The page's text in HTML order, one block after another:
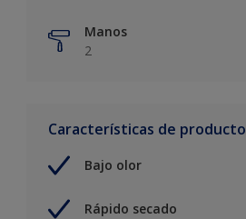
Manos
2
Características de producto
Bajo olor
Rápido secado